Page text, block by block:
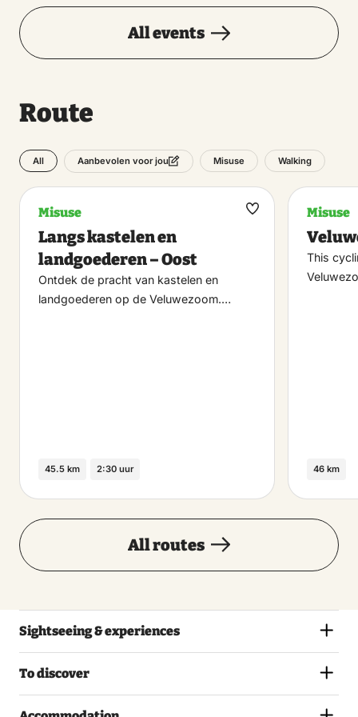
All events
Route
All Aanbevolen voor jou Misuse Walking
Misuse
Langs kastelen en
landgoederen – Oost
Ontdek de pracht van kastelen en
landgoederen op de Veluwezoom.…
45.5 km 2:30 uur
Maak
Misuse
This
46 km
All routes
Sightseeing & experiences
To discover